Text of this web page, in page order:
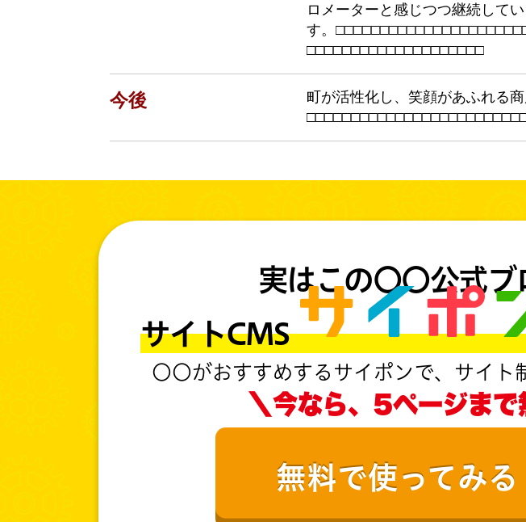
ロメーターと感じつつ継続して
す。 □□□□□□□□□□□□□□□□□□□□□
□□□□□□□□□□□□□□□□□□□□
今後 町が活性化し、笑顔があふれる
□□□□□□□□□□□□□□□□□□□□□□□□
実はこの〇〇公式ブ
サイトCMS で
〇〇がおすすめするサイポンで、サイト
＼今なら、5ページまで
無料で使ってみる